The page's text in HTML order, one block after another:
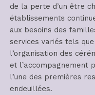
de la perte d’un être
établissements
aux besoins des
services variés tels
l’organisation des
et l’accompagnement
l’une des premières
endeuillées.